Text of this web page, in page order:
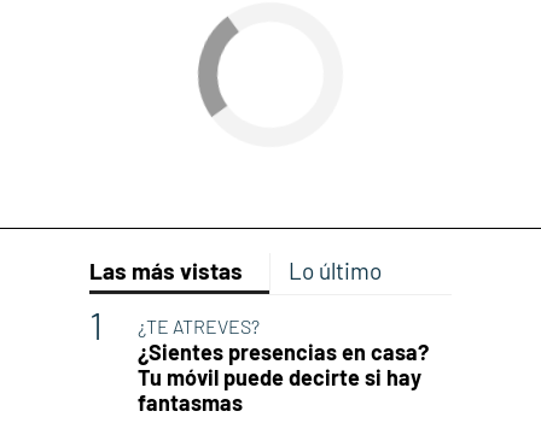
Las más vistas Lo último
¿TE ATREVES?
¿Sientes presencias en casa?
Tu móvil puede decirte si hay
fantasmas